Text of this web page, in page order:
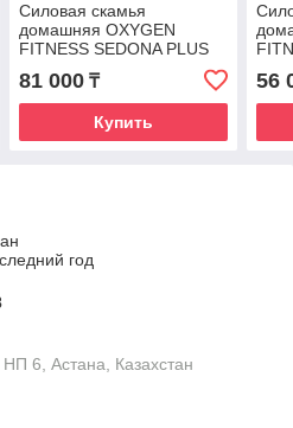
Силовая скамья
домашняя OXYGEN
FITNESS SEDONA PLUS
81 000₸
Купить
56
год
6, Астана, Казахстан